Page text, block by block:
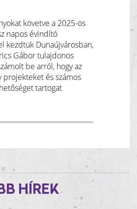
követve a 2025-ös
napos évindító
kezdtük Dunaújvárosban,
Gábor tulajdonos
be arról, hogy az
projekteket és számos
tartogat
HÍREK